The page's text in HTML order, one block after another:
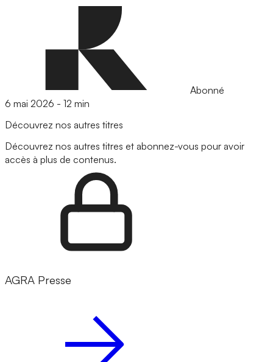
Abonné
6 mai 2026 - 12 min
Découvrez nos autres titres
Découvrez nos autres titres et abonnez-vous pour avoir
accès à plus de contenus.
AGRA Presse